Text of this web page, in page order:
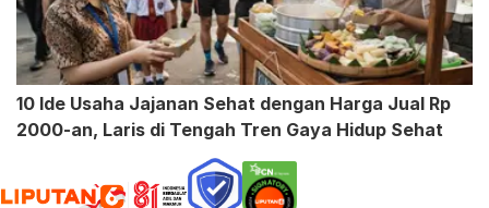
10 Ide Usaha Jajanan Sehat dengan Harga Jual Rp
2000-an, Laris di Tengah Tren Gaya Hidup Sehat